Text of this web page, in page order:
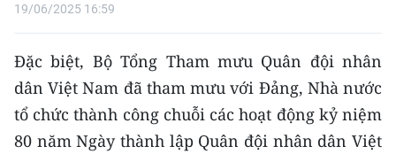
NHÂN DÂN HẰNG THÁNG
MUA BÁO
19/06/2025 16:59
Đặc biệt, Bộ Tổng Tham mưu Quân đội nhân
dân Việt Nam đã tham mưu với Đảng, Nhà nước
tổ chức thành công chuỗi các hoạt động kỷ niệm
80 năm Ngày thành lập Quân đội nhân dân Việt